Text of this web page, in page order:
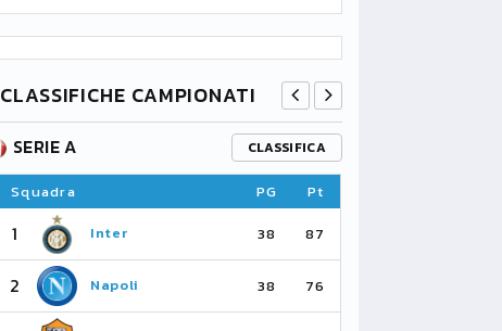
CLASSIFICHE CAMPIONATI
SERIE A CLASSIFICA
Squadra PG Pt
1 Inter 38 87
2 Napoli 38 76